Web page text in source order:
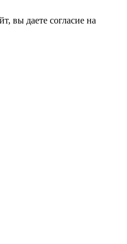
вы даете согласие на